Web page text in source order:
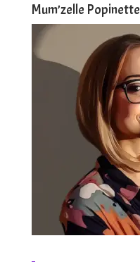
Mum’zelle Popinette